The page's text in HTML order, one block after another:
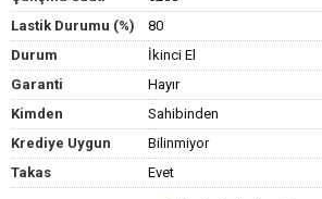
Lastik Durumu (%)
80
Durum
İkinci El
Garanti
Hayır
Kimden
Sahibinden
Krediye Uygun
Bilinmiyor
Takas
Evet